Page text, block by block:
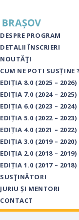
DESPRE PROGRAM
DETALII ÎNSCRIERI
NOUTĂŢI
CUM NE POTI SUSȚINE
EDIȚIA 8.0 (2025 – 2026)
EDIȚIA 7.0 (2024 – 2025)
EDIȚIA 6.0 (2023 – 2024)
EDIȚIA 5.0 (2022 – 2023)
EDIȚIA 4.0 (2021 – 2022)
EDIȚIA 3.0 (2019 – 2020)
EDIȚIA 2.0 (2018 – 2019)
EDIȚIA 1.0 (2017 – 2018)
SUSŢINĂTORI
JURIU ȘI MENTORI
CONTACT